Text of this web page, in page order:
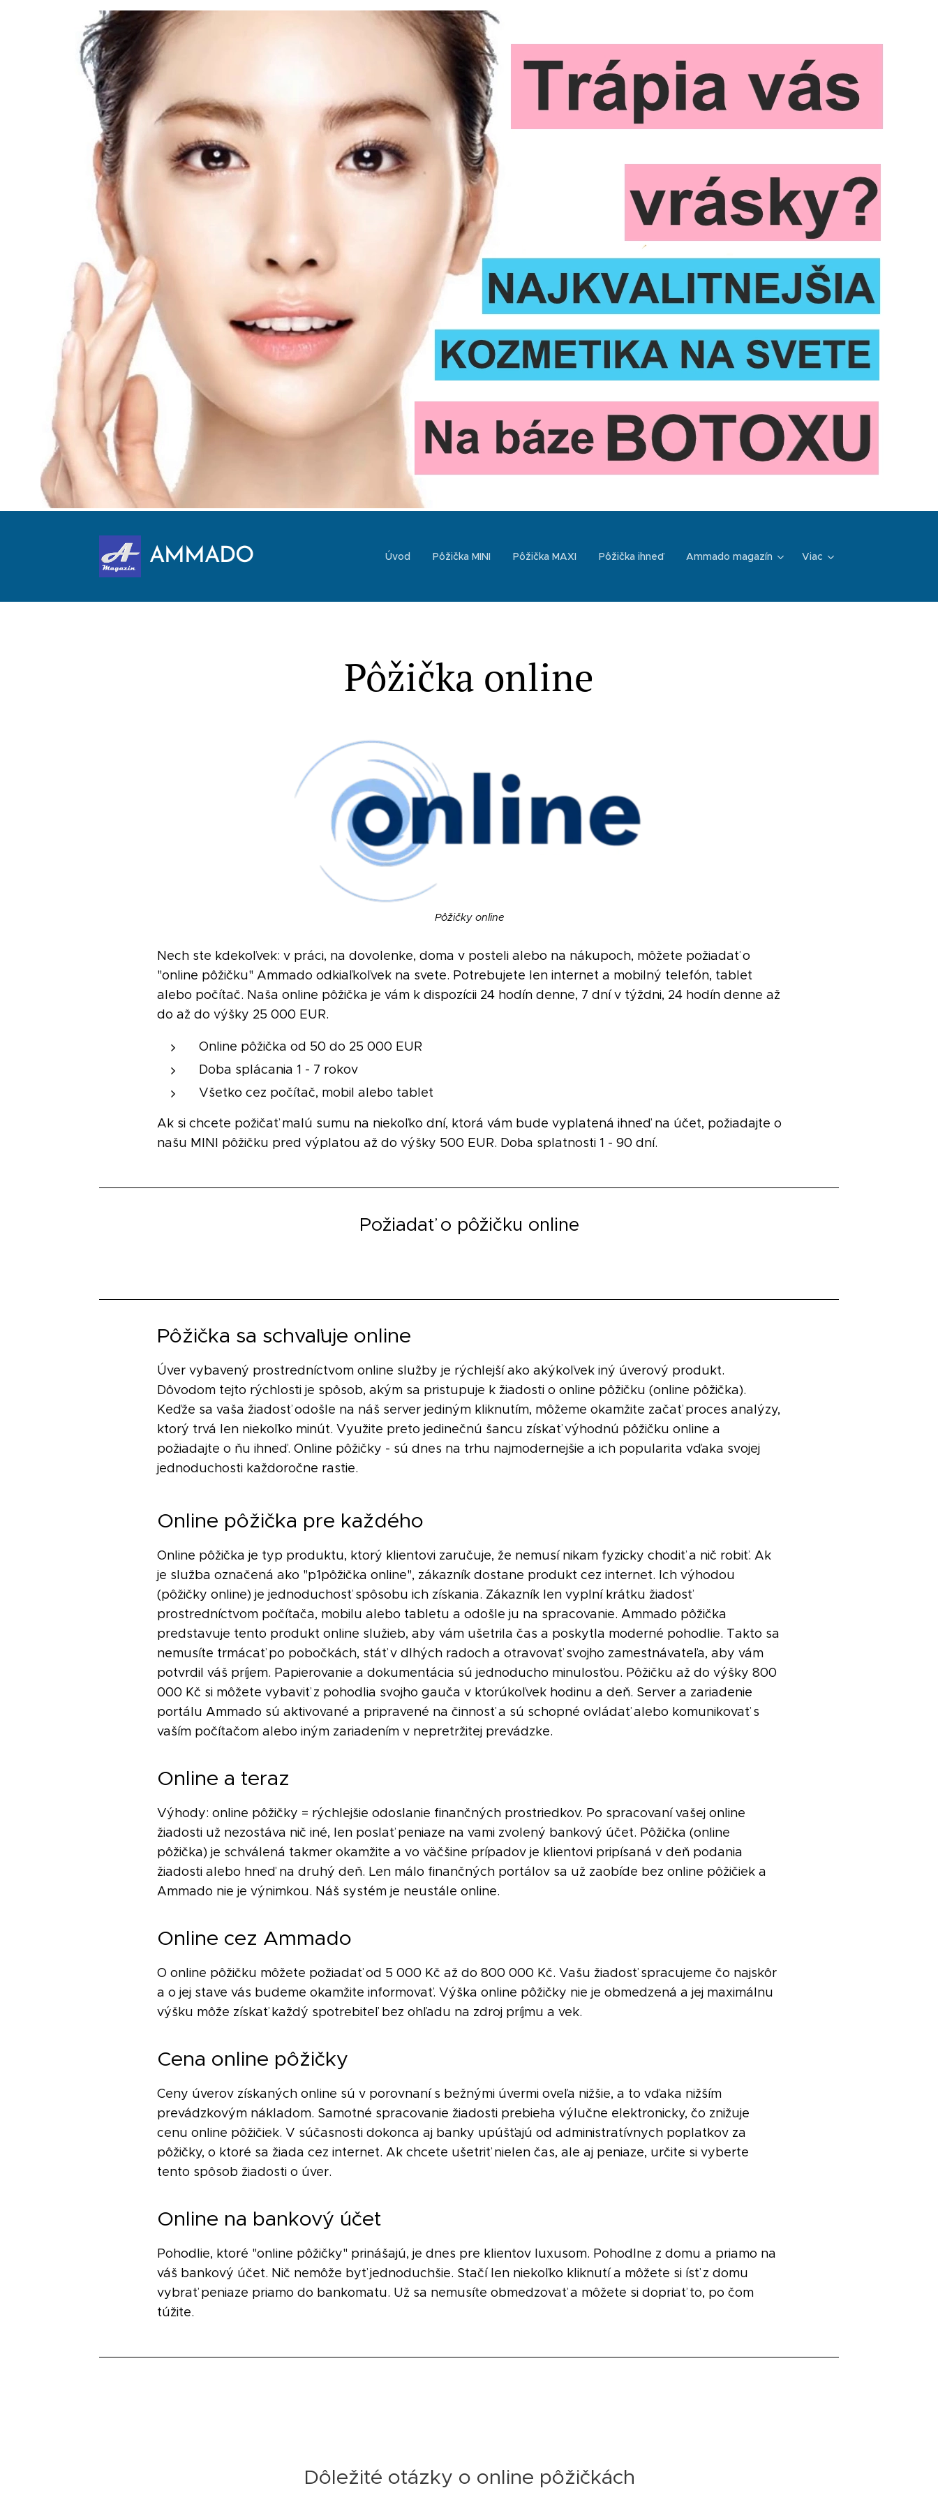
AMMADO Úvod Pôžička MINI Pôžička MAXI Pôžička ihneď Ammado magazín Viac
Pôžička online
Pôžičky online
Nech ste kdekoľvek: v práci, na dovolenke, doma v posteli alebo na nákupoch, môžete požiadať o
"online pôžičku" Ammado odkiaľkoľvek na svete. Potrebujete len internet a mobilný telefón, tablet
alebo počítač. Naša online pôžička je vám k dispozícii 24 hodín denne, 7 dní v týždni, 24 hodín denne až
do až do výšky 25 000 EUR.
Online pôžička od 50 do 25 000 EUR
Doba splácania 1 - 7 rokov
Všetko cez počítač, mobil alebo tablet
Ak si chcete požičať malú sumu na niekoľko dní, ktorá vám bude vyplatená ihneď na účet, požiadajte o
našu MINI pôžičku pred výplatou až do výšky 500 EUR. Doba splatnosti 1 - 90 dní.
Požiadať o pôžičku online
Pôžička sa schvaľuje online
Úver vybavený prostredníctvom online služby je rýchlejší ako akýkoľvek iný úverový produkt.
Dôvodom tejto rýchlosti je spôsob, akým sa pristupuje k žiadosti o online pôžičku (online pôžička).
Keďže sa vaša žiadosť odošle na náš server jediným kliknutím, môžeme okamžite začať proces analýzy,
ktorý trvá len niekoľko minút. Využite preto jedinečnú šancu získať výhodnú pôžičku online a
požiadajte o ňu ihneď. Online pôžičky - sú dnes na trhu najmodernejšie a ich popularita vďaka svojej
jednoduchosti každoročne rastie.
Online pôžička pre každého
Online pôžička je typ produktu, ktorý klientovi zaručuje, že nemusí nikam fyzicky chodiť a nič robiť. Ak
je služba označená ako "p1pôžička online", zákazník dostane produkt cez internet. Ich výhodou
(pôžičky online) je jednoduchosť spôsobu ich získania. Zákazník len vyplní krátku žiadosť
prostredníctvom počítača, mobilu alebo tabletu a odošle ju na spracovanie. Ammado pôžička
predstavuje tento produkt online služieb, aby vám ušetrila čas a poskytla moderné pohodlie. Takto sa
nemusíte trmácať po pobočkách, stáť v dlhých radoch a otravovať svojho zamestnávateľa, aby vám
potvrdil váš príjem. Papierovanie a dokumentácia sú jednoducho minulosťou. Pôžičku až do výšky 800
000 Kč si môžete vybaviť z pohodlia svojho gauča v ktorúkoľvek hodinu a deň. Server a zariadenie
portálu Ammado sú aktivované a pripravené na činnosť a sú schopné ovládať alebo komunikovať s
vaším počítačom alebo iným zariadením v nepretržitej prevádzke.
Online a teraz
Výhody: online pôžičky = rýchlejšie odoslanie finančných prostriedkov. Po spracovaní vašej online
žiadosti už nezostáva nič iné, len poslať peniaze na vami zvolený bankový účet. Pôžička (online
pôžička) je schválená takmer okamžite a vo väčšine prípadov je klientovi pripísaná v deň podania
žiadosti alebo hneď na druhý deň. Len málo finančných portálov sa už zaobíde bez online pôžičiek a
Ammado nie je výnimkou. Náš systém je neustále online.
Online cez Ammado
O online pôžičku môžete požiadať od 5 000 Kč až do 800 000 Kč. Vašu žiadosť spracujeme čo najskôr
a o jej stave vás budeme okamžite informovať. Výška online pôžičky nie je obmedzená a jej maximálnu
výšku môže získať každý spotrebiteľ bez ohľadu na zdroj príjmu a vek.
Cena online pôžičky
Ceny úverov získaných online sú v porovnaní s bežnými úvermi oveľa nižšie, a to vďaka nižším
prevádzkovým nákladom. Samotné spracovanie žiadosti prebieha výlučne elektronicky, čo znižuje
cenu online pôžičiek. V súčasnosti dokonca aj banky upúšťajú od administratívnych poplatkov za
pôžičky, o ktoré sa žiada cez internet. Ak chcete ušetriť nielen čas, ale aj peniaze, určite si vyberte
tento spôsob žiadosti o úver.
Online na bankový účet
Pohodlie, ktoré "online pôžičky" prinášajú, je dnes pre klientov luxusom. Pohodlne z domu a priamo na
váš bankový účet. Nič nemôže byť jednoduchšie. Stačí len niekoľko kliknutí a môžete si ísť z domu
vybrať peniaze priamo do bankomatu. Už sa nemusíte obmedzovať a môžete si dopriať to, po čom
túžite.
Dôležité otázky o online pôžičkách